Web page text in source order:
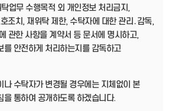
업무 수행목적 외 개인정보 처리금지,
조치, 재위탁 제한, 수탁자에 대한 관리․감독,
관한 사항을 계약서 등 문서에 명시하고,
를 안전하게 처리하는지를 감독하고
나 수탁자가 변경될 경우에는 지체없이 본
을 통하여 공개하도록 하겠습니다.